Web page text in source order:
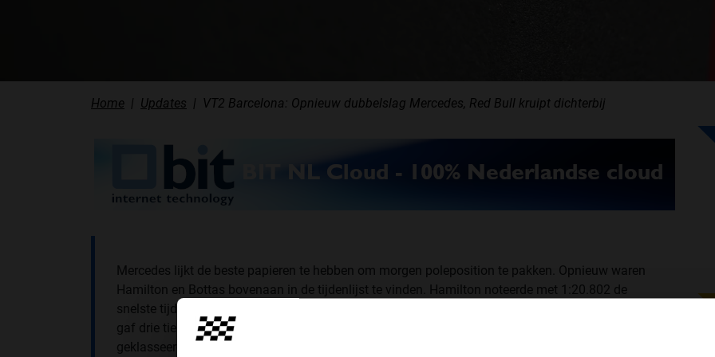
Home Updates VT2 Barcelona: Opnieuw dubbelslag Mercedes, Red Bull kruipt dichterbij
Mercedes lijkt de beste papieren te hebben om morgen poleposition te pakken. Opnieuw waren
Hamilton en Bottas bovenaan in de tijdenlijst te vinden. Hamilton noteerde met 1:20.802 de
snelste tijd. Zijn Finse teamgenoot zat daar negen honderste achter. De Ferrari van Raikkonen
gaf drie tiende toe, terwijl Vettel 0,4 seconde langzamer was. Verstappen werd als vijfde
geklasseerd met een achterstand van zes tiende op Hamilton.